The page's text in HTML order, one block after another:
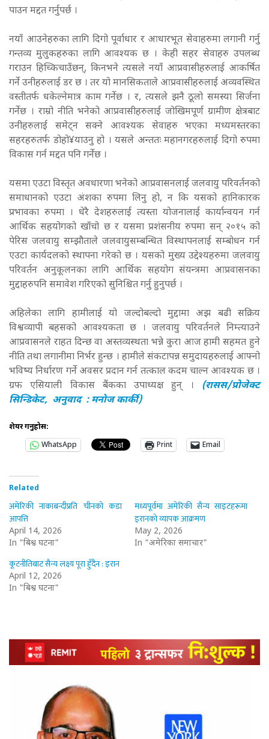
पाउन मद्दत गर्नुपर्छ ।
नयाँ आउनेहरुका लागि दिगो पूर्वाधार र आधारभूत सेवाहरुमा लगानी गर्नु
गन्तव्य मुलुकहरुका लागि आवश्यक छ । केही सहर सेवाहरु उपलब्ध
गराउन हिच्किचाउँछन्, किनभने त्यसले नयाँ आप्रवासीहरुलाई आकर्षित
गर्ने उनीहरुलाई डर छ । तर यो मानसिकताले आप्रवासीहरुलाई अव्यवस्थित
वस्तीतर्फ धकेल्नेमात्र काम गर्नेछ । र, त्यसले झनै ठूलो समस्या सिर्जना
गर्नेछ । राम्रो नीति भनेको आप्रवासीहरुलाई जोखिमपूर्ण ग्रामीण क्षेत्रबाट
उनीहरुलाई समेट्न सक्ने आवश्यक सेवाहरु भएका मध्यमस्तरका
सहरहरुतर्फ डोहो¥याउनु हो । यसले अन्ततः महानगरहरुलाई दिगो रुपमा
विकास गर्न मद्दत पनि गर्नेछ ।
यसमा एउटा विस्तृत अवधारणा भनेको आप्रवासनलाई जलवायु परिवर्तनको
समाधानको एउटा अंशका रुपमा लिनु हो, न कि यसको हानिकारक
प्रभावका रुपमा । धेरै देशहरुलाई त्यस्ता योजनालाई कार्यान्वयन गर्न
आर्थिक सहयोगको खाँचो छ र यसमा प्रशंसनीय रुपमा सन् २०१५ को
पेरिस जलवायु सम्झौताले जलवायुसम्बन्धित विस्थापनलाई सम्बोधन गर्न
एउटा कार्यदलको स्थापना गरेको छ । यसको मुख्य उद्देश्यहरुमा जलवायु
परिवर्तन अनुकूलनका लागि आर्थिक सहयोग संयन्त्रमा आप्रवासनका
मुद्दाहरुपनि समावेश गरिएको सुनिश्चित गर्नु हुनुपर्छ ।
अहिलेका लागि हामीलाई यो जल्दोबल्दो मुद्दामा अझ बढी सक्रिय
विश्वव्यापी बहसको आवश्यकता छ । जलवायु परिवर्तनले निम्त्याउने
आप्रवासनले राहत दिन्छ वा अस्तव्यस्थता भन्ने कुरा आज हामी सहमत हुने
नीति तथा लगानीमा निर्भर हुन्छ । हामीले संकटापन्न समुदायहरुलाई आफ्नो
भविष्य निर्धारण गर्ने अवसर प्रदान गर्न तत्काल कदम चाल्न आवश्यक छ ।
ग्रफ एसियाली विकास बैंकका उपाध्यक्ष हुन् । (रासस/प्रोजेक्ट
सिन्डिकेट, अनुवाद : मनोज कार्की)
शेयर गर्नुहोस:
WhatsApp
Print Email
Related
अमेरिकी नाकाबन्दीप्रति चीनको कडा
आपत्ति
April 14, 2026
In "बिश्व घटना"
मध्यपूर्वमा अमेरिकी सैन्य साइटहरूमा
इरानको व्यापक आक्रमण
May 2, 2026
In "अमेरिका समाचार"
कूटनीतिबाट सैन्य लक्ष्य पूरा हुँदैन : इरान
April 12, 2026
In "बिश्व घटना"